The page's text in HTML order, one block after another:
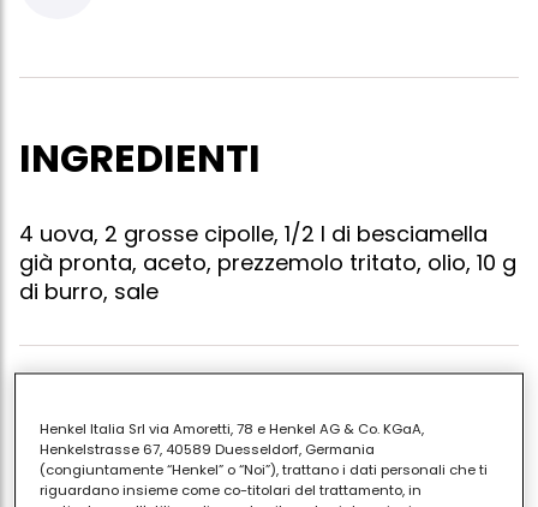
INGREDIENTI
4 uova, 2 grosse cipolle, 1/2 l di besciamella
già pronta, aceto, prezzemolo tritato, olio, 10 g
di burro, sale
momento in cui inizia l'ebollizione. passarle sotto
l'acqua fredda e sgusciarle. sbucciare le cipolle,
affettarle al velo e farle appassire per 1/2 ora con
Henkel Italia Srl via Amoretti, 78 e Henkel AG & Co. KGaA,
Henkelstrasse 67, 40589 Duesseldorf, Germania
(congiuntamente “Henkel” o “Noi”), trattano i dati personali che ti
riguardano insieme come co-titolari del trattamento, in